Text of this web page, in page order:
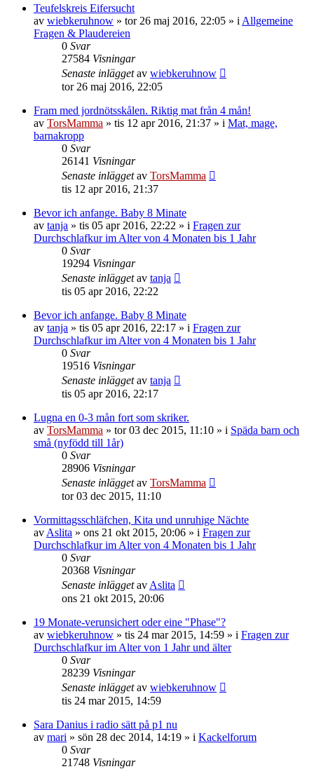
Teufelskreis Eifersucht
av wiebkeruhnow » tor 26 maj 2016, 22:05 » i Allgemeine
Fragen & Plaudereien
0 Svar
27584 Visningar
Senaste inläggetav wiebkeruhnow
tor 26 maj 2016, 22:05
Fram med jordnötsskålen. Riktig mat från 4 mån!
av TorsMamma » tis 12 apr 2016, 21:37 » i Mat, mage,
barnakropp
0 Svar
26141 Visningar
Senaste inläggetav TorsMamma
tis 12 apr 2016, 21:37
Bevor ich anfange. Baby 8 Minate
av tanja » tis 05 apr 2016, 22:22 » i Fragen zur
Durchschlafkur im Alter von 4 Monaten bis 1 Jahr
0 Svar
19294 Visningar
Senaste inläggetav tanja
tis 05 apr 2016, 22:22
Bevor ich anfange. Baby 8 Minate
av tanja » tis 05 apr 2016, 22:17 » i Fragen zur
Durchschlafkur im Alter von 4 Monaten bis 1 Jahr
0 Svar
19516 Visningar
Senaste inläggetav tanja
tis 05 apr 2016, 22:17
Lugna en 0-3 mån fort som skriker.
av TorsMamma » tor 03 dec 2015, 11:10 » i Späda barn och
små (nyfödd till 1år)
0 Svar
28906 Visningar
Senaste inläggetav TorsMamma
tor 03 dec 2015, 11:10
Vormittagsschläfchen, Kita und unruhige Nächte
av Aslita » ons 21 okt 2015, 20:06 » i Fragen zur
Durchschlafkur im Alter von 4 Monaten bis 1 Jahr
0 Svar
20368 Visningar
Senaste inläggetav Aslita
ons 21 okt 2015, 20:06
19 Monate-verunsichert oder eine "Phase"?
av wiebkeruhnow » tis 24 mar 2015, 14:59 » i Fragen zur
Durchschlafkur im Alter von 1 Jahr und älter
0 Svar
28239 Visningar
Senaste inläggetav wiebkeruhnow
tis 24 mar 2015, 14:59
Sara Danius i radio sätt på p1 nu
av mari » sön 28 dec 2014, 14:19 » i Kackelforum
0 Svar
21748 Visningar